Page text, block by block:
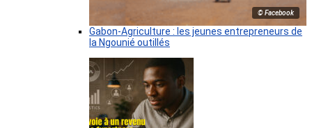
© Facebook
Gabon-Agriculture : les jeunes entrepreneurs de
la Ngounié outillés